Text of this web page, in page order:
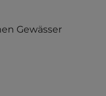
Gewässer